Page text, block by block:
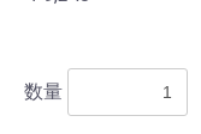
数量